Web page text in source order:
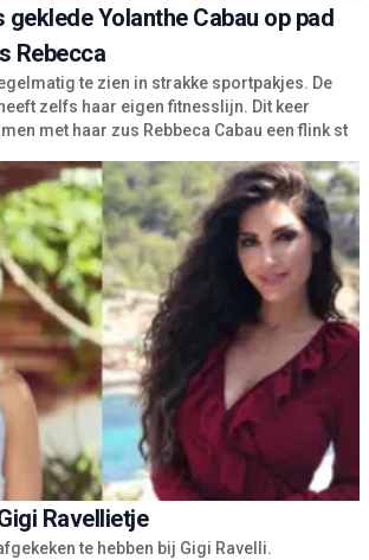
geklede Yolanthe Cabau op pad
Rebecca
te zien in strakke sportpakjes. De
zelfs haar eigen fitnesslijn. Dit keer
met haar zus Rebbeca Cabau een flink st
Ravellietje
te hebben bij Gigi Ravelli.